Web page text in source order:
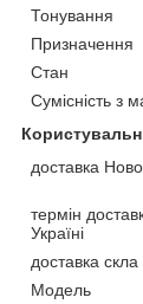
Тонування
Призначення
Стан
Сумісність з
доставка
термін
Україні
доставка скла
Модель